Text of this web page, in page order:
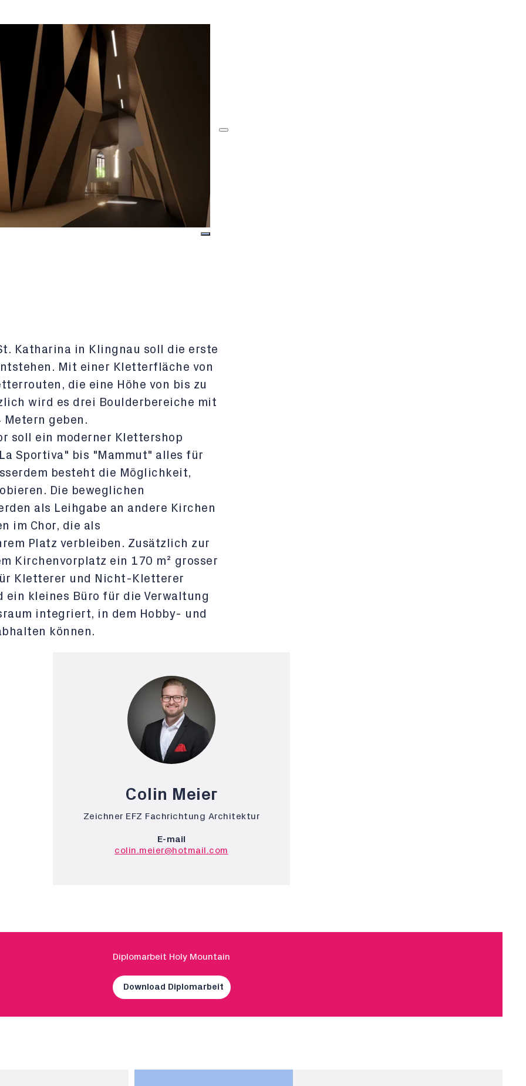
Katharina in Klingnau soll die erste
Mit einer Kletterfläche von
die eine Höhe von bis zu
wird es drei Boulderbereiche mit
Metern geben.
soll ein moderner Klettershop
Sportiva" bis "Mammut" alles für
besteht die Möglichkeit,
Die beweglichen
als Leihgabe an andere Kirchen
im Chor, die als
Platz verbleiben. Zusätzlich zur
Kirchenvorplatz ein 170 m² grosser
Kletterer und Nicht-Kletterer
kleines Büro für die Verwaltung
integriert, in dem Hobby- und
können.
Colin Meier
Zeichner EFZ Fachrichtung Architektur
E-mail
colin.meier@hotmail.com
Diplomarbeit Holy Mountain
Download Diplomarbeit